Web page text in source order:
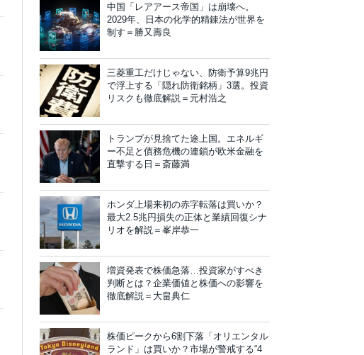
中国「レアアース帝国」は崩壊へ。
2029年、日本の化学的精錬法が世界を
制す＝勝又壽良
三菱重工だけじゃない、防衛予算9兆円
で浮上する「隠れ防衛銘柄」3選。投資
リスクも徹底解説＝元村浩之
トランプが見捨てた途上国。エネルギ
ー不足と債務危機の連鎖が欧米金融を
直撃する日＝斎藤満
ホンダ上場来初の赤字転落は買いか？
最大2.5兆円損失の正体と業績回復シナ
リオを解説＝峯岸恭一
増資発表で株価急落…投資家がすべき
判断とは？企業価値と株価への影響を
徹底解説＝大畠典仁
株価ピークから6割下落「オリエンタル
ランド」は買いか？市場が警戒する“4